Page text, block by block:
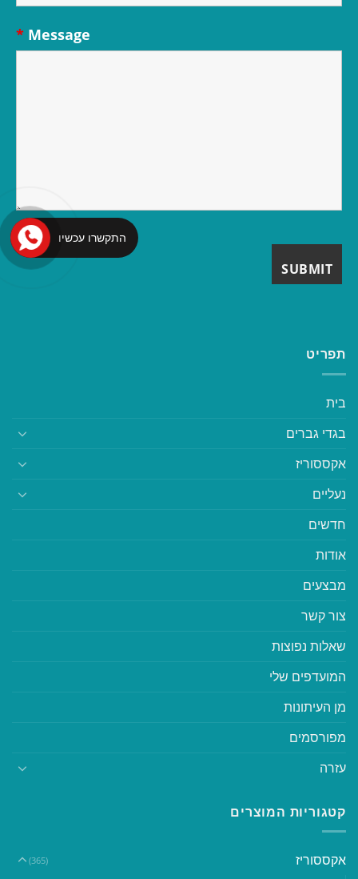
Message
*
תפריט
בית
בגדי גברים
אקססוריז
נעליים
חדשים
אודות
מבצעים
צור קשר
שאלות נפוצות
המועדפים שלי
מן העיתונות
מפורסמים
עזרה
קטגוריות המוצרים
אקססוריז (365)
התקשרו עכשיו